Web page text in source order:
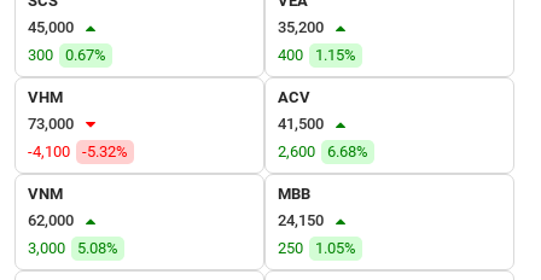
45,000
300
0.67%
35,200
400
1.15%
VHM
73,000
-4,100
-5.32%
ACV
41,500
2,600
6.68%
VNM
62,000
3,000
5.08%
MBB
24,150
250
1.05%
VỤ
TRUYỀN
THÔNG
TIỆN